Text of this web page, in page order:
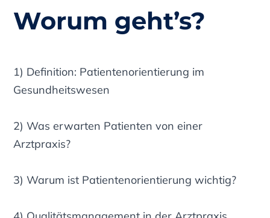
Worum geht’s?
1) Definition: Patientenorientierung im
Gesundheitswesen
2) Was erwarten Patienten von einer
Arztpraxis?
3) Warum ist Patientenorientierung wichtig?